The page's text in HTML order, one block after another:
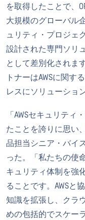
を取得したことで、
大規模のグローバル
ュリティ・プロジェ
設計された専門ソリ
として差別化されま
トナーはAWSに関す
レスにソリューショ
「AWSセキュリテ
たことを誇りに思い
品担当シニア・バイ
った。「私たちの使
キュリティ体制を強
ることです。AWSと
知識を拡張し、クラ
めの包括的でスケー